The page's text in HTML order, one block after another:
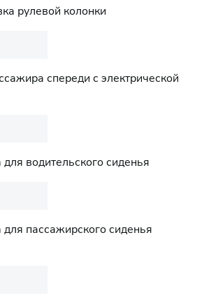
рулевой колонки
спереди с электрической
водительского сиденья
пассажирского сиденья